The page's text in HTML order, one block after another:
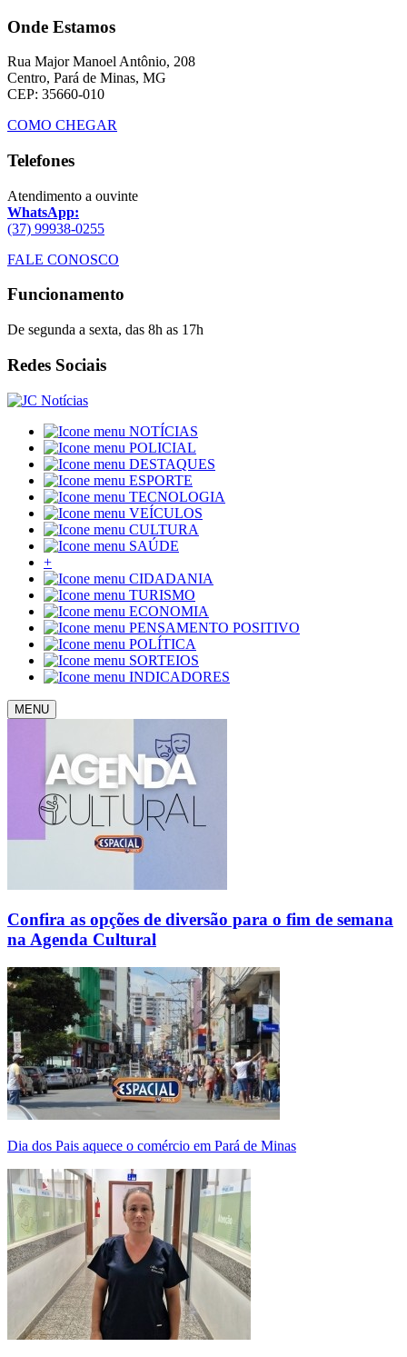
Onde Estamos
Rua Major Manoel Antônio, 208
Centro, Pará de Minas, MG
CEP: 35660-010
COMO CHEGAR
Telefones
Atendimento a ouvinte
WhatsApp:
(37) 99938-0255
FALE CONOSCO
Funcionamento
De segunda a sexta, das 8h as 17h
Redes Sociais
NOTÍCIAS
POLICIAL
DESTAQUES
ESPORTE
TECNOLOGIA
VEÍCULOS
CULTURA
SAÚDE
+
CIDADANIA
TURISMO
ECONOMIA
PENSAMENTO POSITIVO
POLÍTICA
SORTEIOS
INDICADORES
MENU
Confira as opções de diversão para o fim de semana
na Agenda Cultural
Dia dos Pais aquece o comércio em Pará de Minas